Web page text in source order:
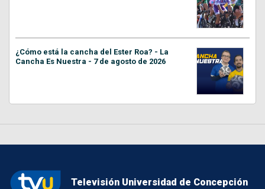
¿Cómo está la cancha del Ester Roa? - La
Cancha Es Nuestra - 7 de agosto de 2026
Televisión Universidad de Concepción